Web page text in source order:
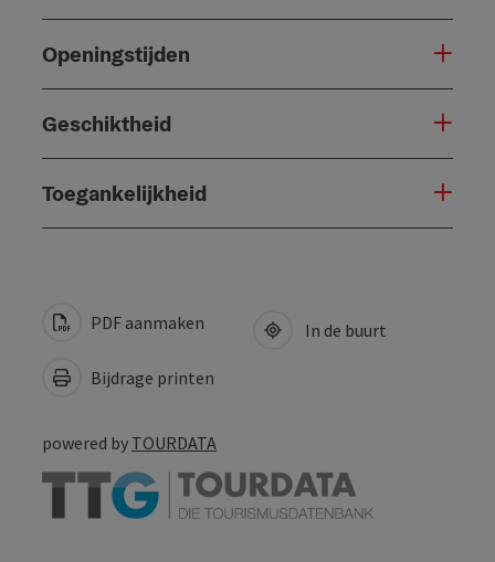
Openingstijden
Geschiktheid
Toegankelijkheid
PDF aanmaken
Bijdrage printen
In de buurt
powered by TOURDATA